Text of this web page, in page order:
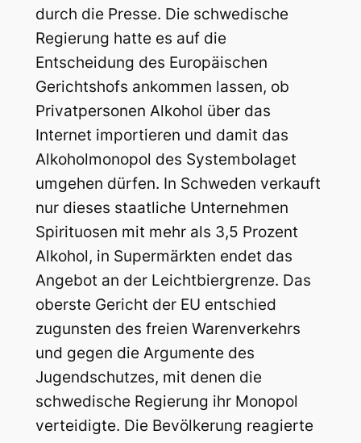
durch die Presse. Die schwedische
Regierung hatte es auf die
Entscheidung des Europäischen
Gerichtshofs ankommen lassen, ob
Privatpersonen Alkohol über das
Internet importieren und damit das
Alkoholmonopol des Systembolaget
umgehen dürfen. In Schweden verkauft
nur dieses staatliche Unternehmen
Spirituosen mit mehr als 3,5 Prozent
Alkohol, in Supermärkten endet das
Angebot an der Leichtbiergrenze. Das
oberste Gericht der EU entschied
zugunsten des freien Warenverkehrs
und gegen die Argumente des
Jugendschutzes, mit denen die
schwedische Regierung ihr Monopol
verteidigte. Die Bevölkerung reagierte